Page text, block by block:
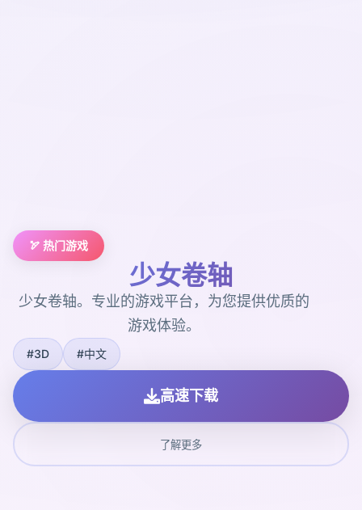
🏹 热门游戏
少女卷轴
少女卷轴。专业的游戏平台，为您提供优质的
游戏体验。
#3D #中文
高速下载
了解更多